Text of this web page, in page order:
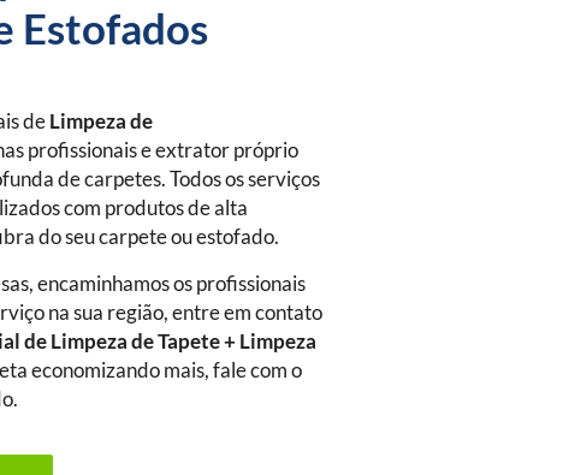
Estofados
deLimpeza de
profissionais e extrator próprio
de carpetes. Todos os serviços
com produtos de alta
do seu carpete ou estofado.
encaminhamos os profissionais
na sua região, entre em contato
de Limpeza de Tapete + Limpeza
economizando mais, fale com o